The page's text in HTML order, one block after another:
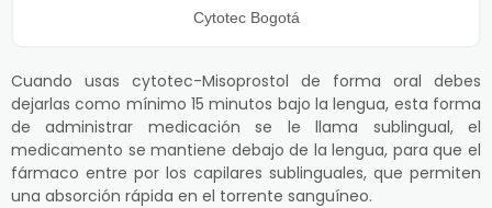
Cytotec Bogotá
Cuando usas cytotec-Misoprostol de forma oral debes
dejarlas como mínimo 15 minutos bajo la lengua, esta forma
de administrar medicación se le llama sublingual, el
medicamento se mantiene debajo de la lengua, para que el
fármaco entre por los capilares sublinguales, que permiten
una absorción rápida en el torrente sanguíneo.